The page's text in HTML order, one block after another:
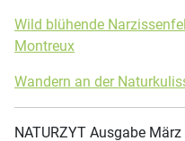
Wild blühende
Montreux
Wandern an der
NATURZYT Ausgabe